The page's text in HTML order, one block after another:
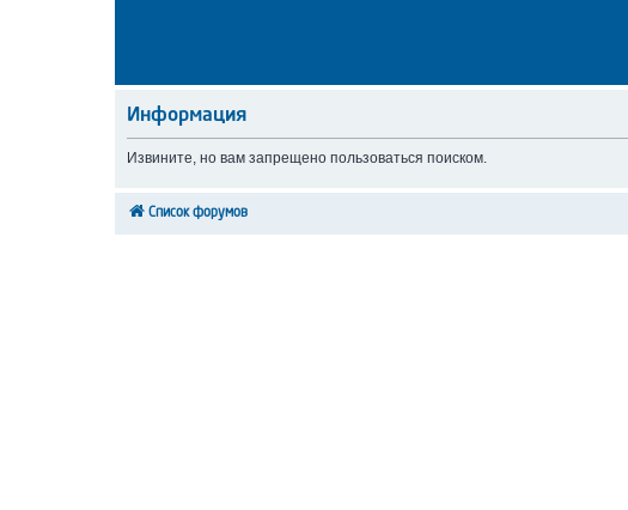
Информация
Извините, но вам запрещено пользоваться поиском.
Список форумов